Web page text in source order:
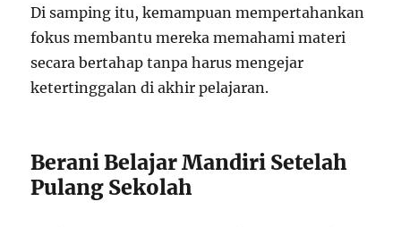
Di samping itu, kemampuan mempertahankan
fokus membantu mereka memahami materi
secara bertahap tanpa harus mengejar
ketertinggalan di akhir pelajaran.
Berani Belajar Mandiri Setelah
Pulang Sekolah